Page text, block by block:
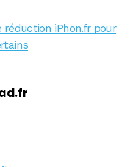
réduction iPhon.fr pour